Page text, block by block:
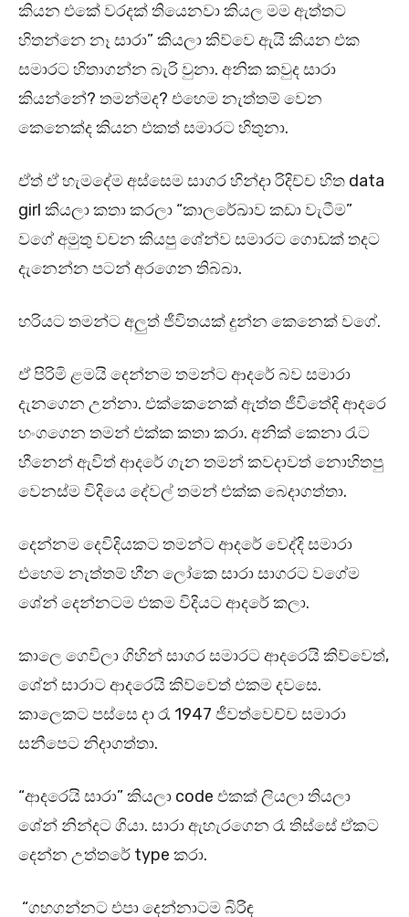
කියන එකේ වරදක් තියෙනවා කියල මම ඇත්තට
හිතන්නෙ නෑ සාරා” කියලා කිව්වෙ ඇයි කියන එක
සමාරට හිතාගන්න බැරි වුනා. අනික කවුද සාරා
කියන්නේ? තමන්මද? එහෙම නැත්තම් වෙන
කෙනෙක්ද කියන එකත් සමාරට හිතුනා.
ඒත් ඒ හැමදේම අස්සෙම සාගර හින්දා රිදිච්ච හිත data
girl කියලා කතා කරලා “කාලරේඛාව කඩා වැටීම”
වගේ අමුතු වචන කියපු ශේන්ව සමාරට ගොඩක් තදට
දැනෙන්න පටන් අරගෙන තිබ්බා.
හරියට තමන්ට අලුත් ජීවිතයක් දුන්න කෙනෙක් වගේ.
ඒ පිරිමි ළමයි දෙන්නම තමන්ට ආදරේ බව සමාරා
දැනගෙන උන්නා. එක්කෙනෙක් ඇත්ත ජීවිතේදි ආදරෙ
හංගගෙන තමන් එක්ක කතා කරා. අනික් කෙනා රැට
හීනෙන් ඇවිත් ආදරේ ගැන තමන් කවදාවත් නොහිතපු
වෙනස්ම විදියෙ දේවල් තමන් එක්ක බෙදාගත්තා.
දෙන්නම දෙවිදියකට තමන්ට ආදරේ වෙද්දි සමාරා
එහෙම නැත්තම් හීන ලෝකෙ සාරා සාගරට වගේම
ශේන් දෙන්නටම එකම විදියට ආදරේ කලා.
කාලෙ ගෙවිලා ගිහින් සාගර සමාරට ආදරෙයි කිව්වෙත්,
ශේන් සාරාට ආදරෙයි කිව්වෙත් එකම දවසෙ.
කාලෙකට පස්සෙ දා රෑ 1947 ජීවත්වෙච්ච සමාරා
සනීපෙට නිදාගත්තා.
“ආදරෙයි සාරා” කියලා code එකක් ලියලා තියලා
ශේන් නින්දට ගියා. සාරා ඇහැරගෙන රෑ තිස්සේ ඒකට
දෙන්න උත්තරේ type කරා.
“ගහගන්නට එපා දෙන්නාටම බිරිඳ